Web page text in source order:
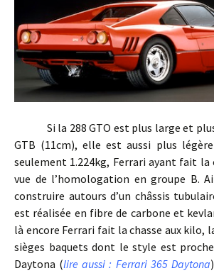
Si la 288 GTO est plus large et plus
GTB (11cm), elle est aussi plus
seulement 1.224kg, Ferrari ayant fait la
vue de l’homologation en groupe B.
construire autours d’un châssis
est réalisée en fibre de carbone et
là encore Ferrari fait la chasse aux kilo,
sièges baquets dont le style est
Daytona (lire aussi : Ferrari 365 Daytona